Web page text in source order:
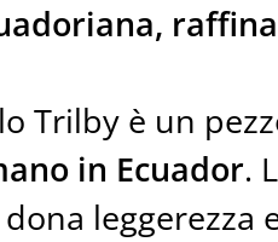
Trilby è un
in Ecuador.
leggerezza